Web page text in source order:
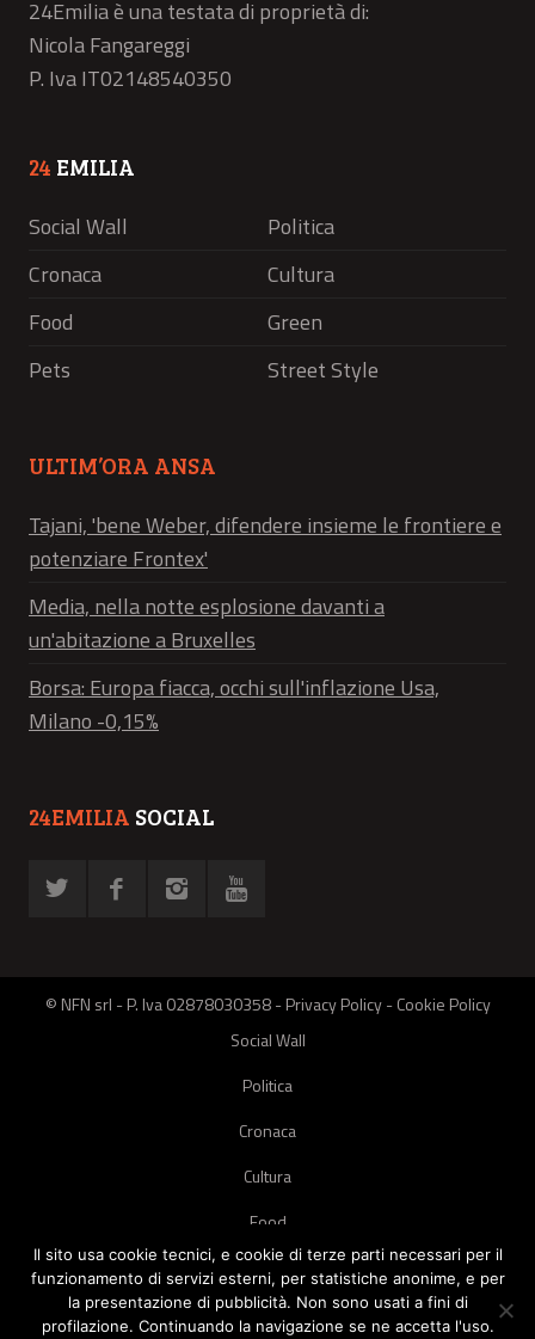
24Emilia è una testata di proprietà di:
Nicola Fangareggi
P. Iva IT02148540350
24 EMILIA
Social Wall
Politica
Cronaca
Cultura
Food
Green
Pets
Street Style
ULTIM’ORA ANSA
Tajani, 'bene Weber, difendere insieme le frontiere e
potenziare Frontex'
Media, nella notte esplosione davanti a
un'abitazione a Bruxelles
Borsa: Europa fiacca, occhi sull'inflazione Usa,
Milano -0,15%
24EMILIA SOCIAL
© NFN srl - P. Iva 02878030358 -Privacy Policy-Cookie Policy
Social Wall
Politica
Cronaca
Cultura
Food
Green
Pets
Il sito usa cookie tecnici, e cookie di terze parti necessari per il
funzionamento di servizi esterni, per statistiche anonime, e per
la presentazione di pubblicità. Non sono usati a fini di
profilazione. Continuando la navigazione se ne accetta l'uso.